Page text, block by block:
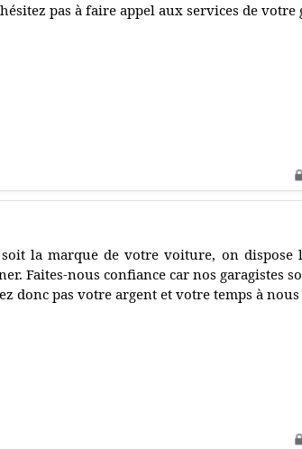
pas à faire appel aux services de votre
la marque de votre voiture, on dispose
Faites-nous confiance car nos garagistes
donc pas votre argent et votre temps à